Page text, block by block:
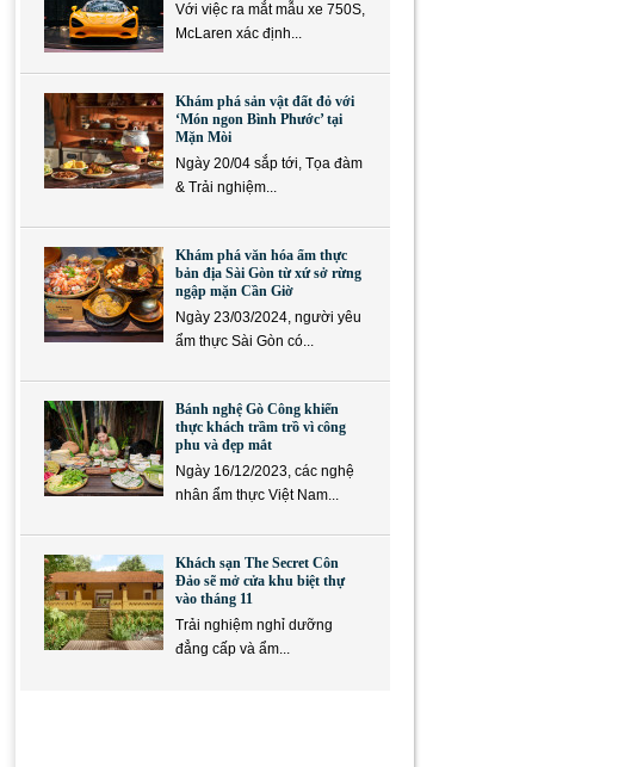
Với việc ra mắt mẫu xe 750S,
McLaren xác định...
Khám phá sản vật đất đỏ với
‘Món ngon Bình Phước’ tại
Mặn Mòi
Ngày 20/04 sắp tới, Tọa đàm
& Trải nghiệm...
Khám phá văn hóa ẩm thực
bản địa Sài Gòn từ xứ sở rừng
ngập mặn Cần Giờ
Ngày 23/03/2024, người yêu
ẩm thực Sài Gòn có...
Bánh nghệ Gò Công khiến
thực khách trầm trồ vì công
phu và đẹp mắt
Ngày 16/12/2023, các nghệ
nhân ẩm thực Việt Nam...
Khách sạn The Secret Côn
Đảo sẽ mở cửa khu biệt thự
vào tháng 11
Trải nghiệm nghỉ dưỡng
đẳng cấp và ẩm...